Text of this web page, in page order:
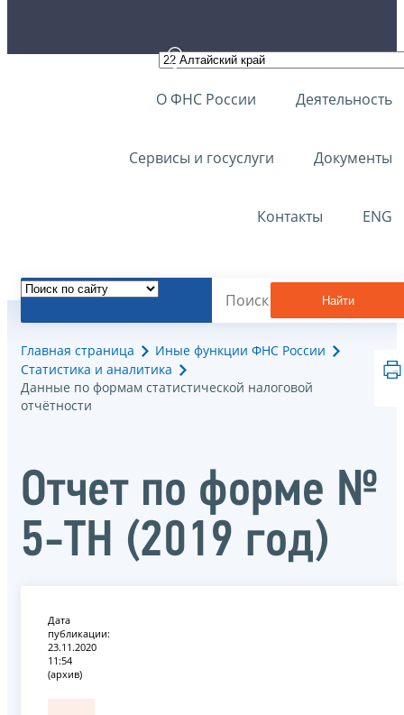
О ФНС России Деятельность
Сервисы и госуслуги Документы
Контакты ENG
Найти
Главная страница
Иные функции ФНС России
Статистика и аналитика
Данные по формам статистической налоговой
отчётности
Отчет по форме №
5-ТН (2019 год)
Дата
публикации:
23.11.2020
11:54
(архив)